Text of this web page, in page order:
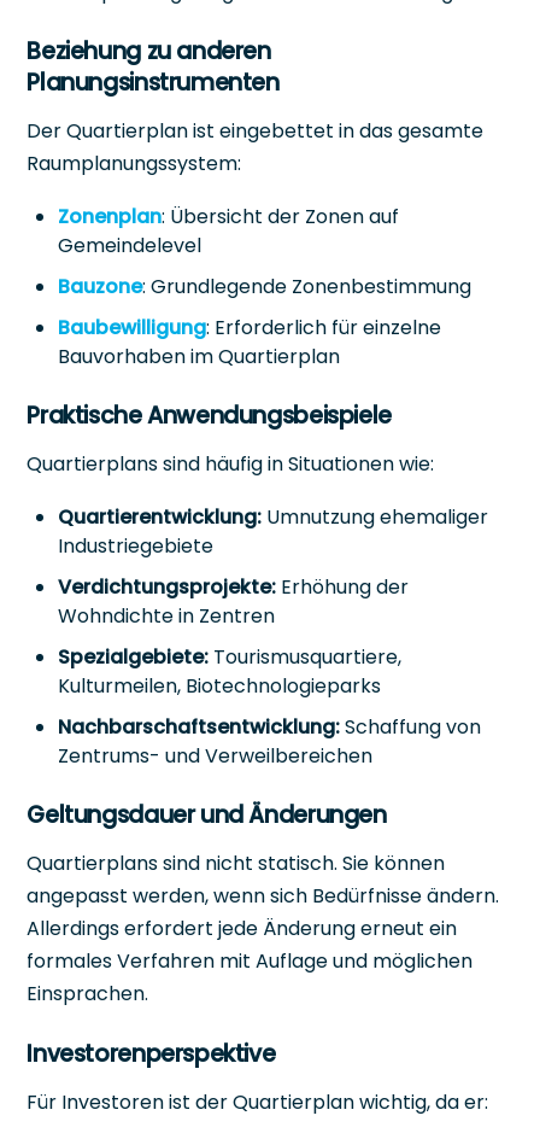
Beziehung zu anderen
Planungsinstrumenten
Der Quartierplan ist eingebettet in das gesamte
Raumplanungssystem:
Zonenplan: Übersicht der Zonen auf
Gemeindelevel
Bauzone: Grundlegende Zonenbestimmung
Baubewilligung: Erforderlich für einzelne
Bauvorhaben im Quartierplan
Praktische Anwendungsbeispiele
Quartierplans sind häufig in Situationen wie:
Quartierentwicklung: Umnutzung ehemaliger
Industriegebiete
Verdichtungsprojekte: Erhöhung der
Wohndichte in Zentren
Spezialgebiete: Tourismusquartiere,
Kulturmeilen, Biotechnologieparks
Nachbarschaftsentwicklung:Schaffung von
Zentrums- und Verweilbereichen
Geltungsdauer und Änderungen
Quartierplans sind nicht statisch. Sie können
angepasst werden, wenn sich Bedürfnisse ändern.
Allerdings erfordert jede Änderung erneut ein
formales Verfahren mit Auflage und möglichen
Einsprachen.
Investorenperspektive
Für Investoren ist der Quartierplan wichtig, da er: